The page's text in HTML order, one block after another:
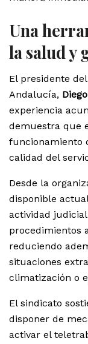
Una
la salud y
El presidente
Andalucía,
experiencia
demuestra que
funcionamiento
calidad del
Desde la
disponible
actividad
procedimientos
reduciendo
situaciones
climatización o
El sindicato
disponer de
activar el